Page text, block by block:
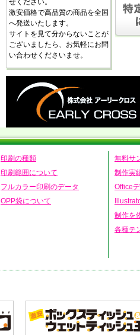
せください。
激安価格で高品質の商品を全国
へ発送いたします。
サイトを見て分からないことが
ございましたら、お気軽にお問
い合わせくださいませ。
印刷の種類
印刷範囲について
フルカラー印刷のデータ
OPP袋について
無料サ
制作実
Office
制作を
各種テ